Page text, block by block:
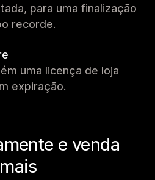
para uma finalização
recorde.
uma licença de loja
expiração.
e venda
mais